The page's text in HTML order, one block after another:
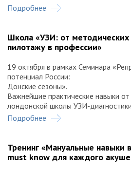
Врачу в такой компании приходится
юристом: так, для себя.
спрашивайте «от кого?»
От проверок и экспертиз до
профессиональной правоты и
Алгоритмы действий, разборы
в рамках «Школы юридической
«Донских сезонах»!
Внимание! Возможность
регистрационный взнос делегата.
В ПРОГРАММЕ
Новый статус клинических
практикующему врачу
Система предотвращения ошибок:
отечественных условиях?
Подробнее
Школа «УЗИ: от
пилотажу в профессии»
19 октября в рамках Семинара
потенциал России:
Донские сезоны».
Важнейшие практические навыки
лондонской школы УЗИ-
Подробнее
Тренинг «Мануальные навыки
must know для каждого